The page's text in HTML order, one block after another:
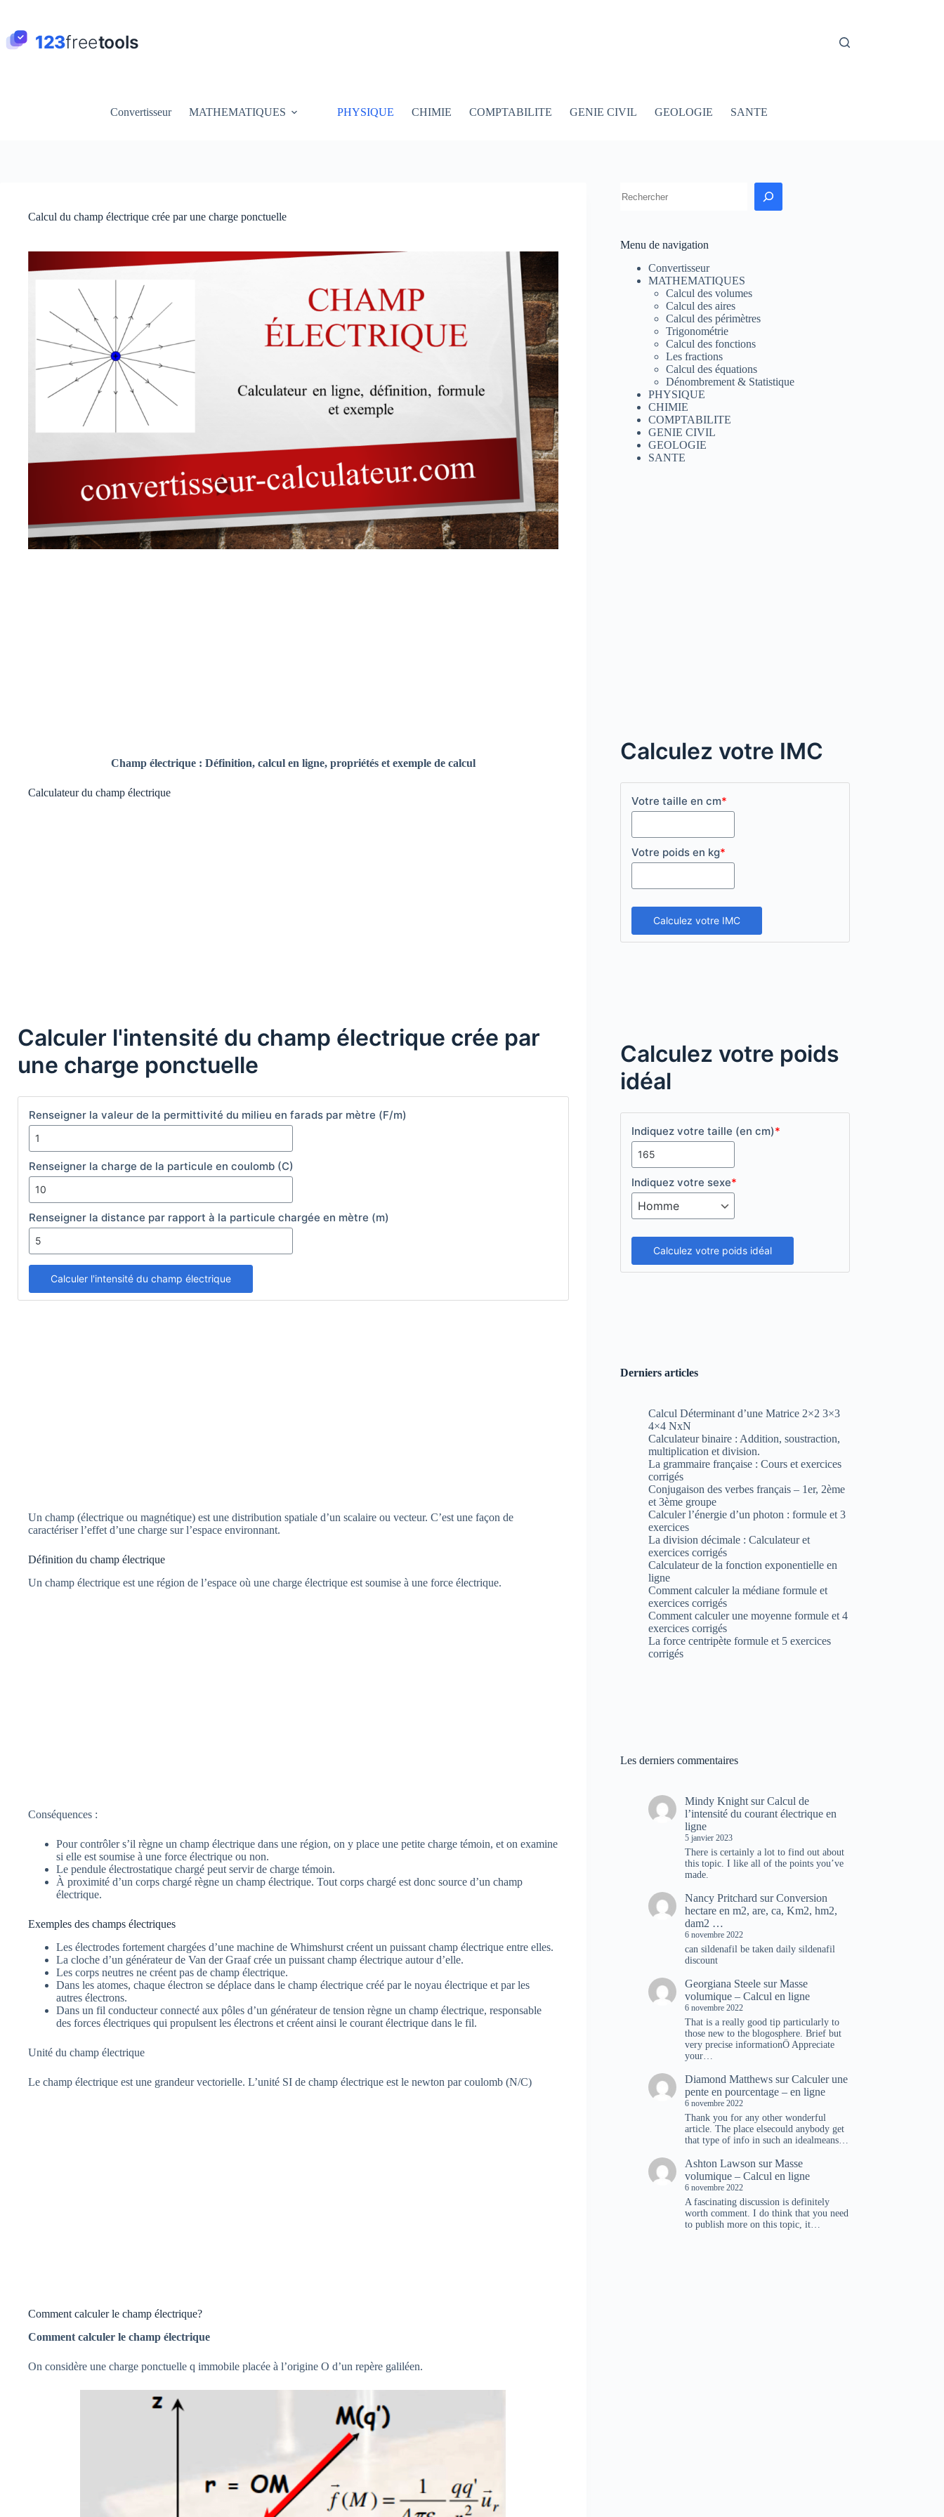
contenu
Convertisseur MATHEMATIQUES PHYSIQUE CHIMIE COMPTABILITE GENIE CIVIL GEOLOGIE SANTE
Calcul du champ électrique crée par une charge ponctuelle
Champ électrique : Définition, calcul en ligne, propriétés et exemple de calcul
Calculateur du champ électrique
Calculer l'intensité du champ électrique crée par
une charge ponctuelle
Renseigner la valeur de la permittivité du milieu en farads par mètre (F/m)
Renseigner la charge de la particule en coulomb (C)
Renseigner la distance par rapport à la particule chargée en mètre (m)
Calculer l'intensité du champ électrique
Un champ (électrique ou magnétique) est une distribution spatiale d’un scalaire ou vecteur. C’est une façon de
caractériser l’effet d’une charge sur l’espace environnant.
Définition du champ électrique
Un champ électrique est une région de l’espace où une charge électrique est soumise à une force électrique.
Conséquences :
Pour contrôler s’il règne un champ électrique dans une région, on y place une petite charge témoin, et on examine
si elle est soumise à une force électrique ou non.
Le pendule électrostatique chargé peut servir de charge témoin.
À proximité d’un corps chargé règne un champ électrique. Tout corps chargé est donc source d’un champ
électrique.
Exemples des champs électriques
Les électrodes fortement chargées d’une machine de Whimshurst créent un puissant champ électrique entre elles.
La cloche d’un générateur de Van der Graaf crée un puissant champ électrique autour d’elle.
Les corps neutres ne créent pas de champ électrique.
Dans les atomes, chaque électron se déplace dans le champ électrique créé par le noyau électrique et par les
autres électrons.
Dans un fil conducteur connecté aux pôles d’un générateur de tension règne un champ électrique, responsable
des forces électriques qui propulsent les électrons et créent ainsi le courant électrique dans le fil.
Unité du champ électrique
Le champ électrique est une grandeur vectorielle. L’unité SI de champ électrique est le newton par coulomb (N/C)
Comment calculer le champ électrique?
Comment calculer le champ électrique
On considère une charge ponctuelle q immobile placée à l’origine O d’un repère galiléen.
Menu de navigation
Convertisseur
MATHEMATIQUES
Calcul des volumes
Calcul des aires
Calcul des périmètres
Trigonométrie
Calcul des fonctions
Les fractions
Calcul des équations
Dénombrement & Statistique
PHYSIQUE
CHIMIE
COMPTABILITE
GENIE CIVIL
GEOLOGIE
SANTE
Calculez votre IMC
Votre taille en cm*
Votre poids en kg*
Calculez votre IMC
Calculez votre poids
idéal
Indiquez votre taille (en cm)*
Indiquez votre sexe*
Calculez votre poids idéal
Derniers articles
Calcul Déterminant d’une Matrice 2×2 3×3
4×4 NxN
Calculateur binaire : Addition, soustraction,
multiplication et division.
La grammaire française : Cours et exercices
corrigés
Conjugaison des verbes français – 1er, 2ème
et 3ème groupe
Calculer l’énergie d’un photon : formule et 3
exercices
La division décimale : Calculateur et
exercices corrigés
Calculateur de la fonction exponentielle en
ligne
Comment calculer la médiane formule et
exercices corrigés
Comment calculer une moyenne formule et 4
exercices corrigés
La force centripète formule et 5 exercices
corrigés
Les derniers commentaires
Mindy Knight surCalcul de
l’intensité du courant électrique en
ligne
5 janvier 2023
There is certainly a lot to find out about
this topic. I like all of the points you’ve
made.
Nancy Pritchard surConversion
hectare en m2, are, ca, Km2, hm2,
dam2 …
6 novembre 2022
can sildenafil be taken daily sildenafil
discount
Georgiana Steele surMasse
volumique – Calcul en ligne
6 novembre 2022
That is a really good tip particularly to
those new to the blogosphere. Brief but
very precise informationÖ Appreciate
your…
Diamond Matthews surCalculer une
pente en pourcentage – en ligne
6 novembre 2022
Thank you for any other wonderful
article. The place elsecould anybody get
that type of info in such an idealmeans…
Ashton Lawson surMasse
volumique – Calcul en ligne
6 novembre 2022
A fascinating discussion is definitely
worth comment. I do think that you need
to publish more on this topic, it…